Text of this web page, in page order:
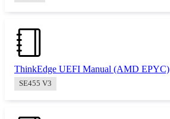
ThinkEdge UEFI Manual (AMD EPYC)
SE455 V3